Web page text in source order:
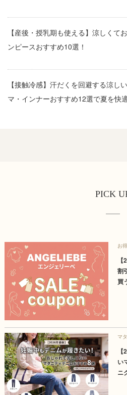
【産後・授乳期も使える】涼しくて
ンピースおすすめ10選！
【接触冷感】汗だくを回避する涼し
マ・インナーおすすめ12選で夏を快
PICK
お
割
買
マ
い
ニ